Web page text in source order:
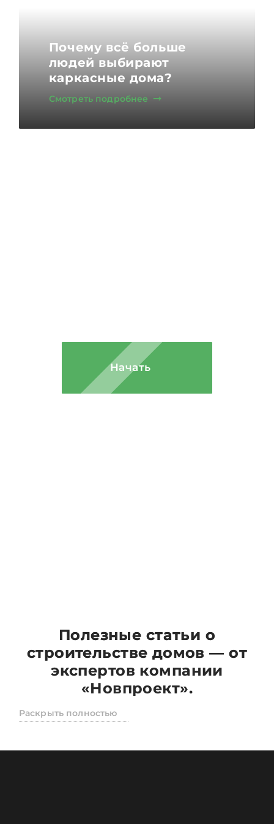
Почему всё больше
людей выбирают
каркасные дома?
Смотреть подробнее
Начать
Полезные статьи о
строительстве домов — от
экспертов компании
«Новпроект».
На этой странице вы найдёте
понятные статьи, созданные специально для тех,
Раскрыть полностью